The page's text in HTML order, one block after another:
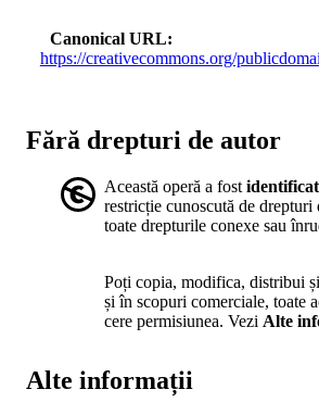
Canonical URL
https://creativecommons.org/
Fără drepturi de autor
Această operă a fost
restricție cunoscută de
toate drepturile conexe sau
Poți copia, modifica, distribui
și în scopuri comerciale, toate
cere permisiunea. Vezi Alte
Alte informații